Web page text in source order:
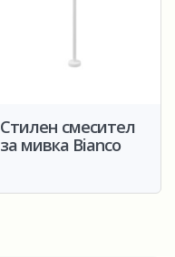
Стилен смесител
за мивка Bianco